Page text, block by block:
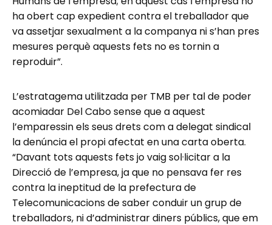
ha obert cap expedient contra el treballador que
va assetjar sexualment a la companya ni s’han pres
mesures perquè aquests fets no es tornin a
reproduir”.
L’estratagema utilitzada per TMB per tal de poder
acomiadar Del Cabo sense que a aquest
l’emparessin els seus drets com a delegat sindical
la denúncia el propi afectat en una carta oberta.
“Davant tots aquests fets jo vaig sol·licitar a la
Direcció de l’empresa, ja que no pensava fer res
contra la ineptitud de la prefectura de
Telecomunicacions de saber conduir un grup de
treballadors, ni d’administrar diners públics, que em